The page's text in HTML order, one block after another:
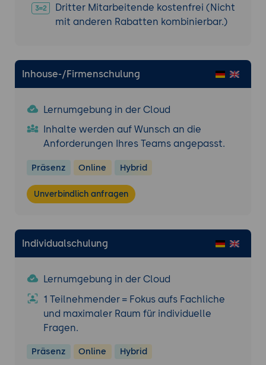
Dritter Mitarbeitende kostenfrei (Nicht
mit anderen Rabatten kombinierbar.)
Inhouse-/Firmenschulung
Lernumgebung in der Cloud
Inhalte werden auf Wunsch an die
Anforderungen Ihres Teams angepasst.
Präsenz Online Hybrid
Unverbindlich anfragen
Individualschulung
Lernumgebung in der Cloud
1 Teilnehmender = Fokus aufs Fachliche
und maximaler Raum für individuelle
Fragen.
Präsenz Online Hybrid